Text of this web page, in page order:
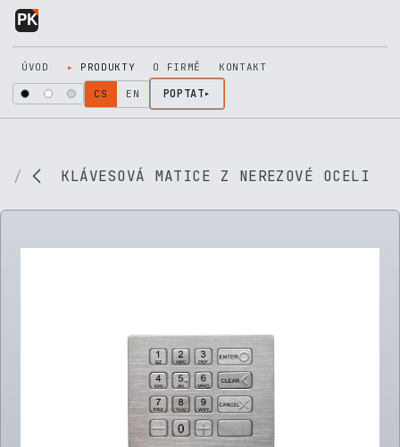
Přejít na obsah
ÚVOD PRODUKTY O FIRMĚ KONTAKT
CS EN POPTAT
KLÁVESOVÁ MATICE Z NEREZOVÉ OCELI